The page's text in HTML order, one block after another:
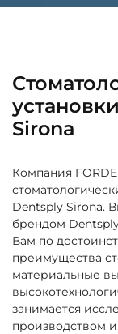
Sirona
Компания
Dentsply Sirona.
брендом
Вам по
преимущества
материальные
занимается
производством